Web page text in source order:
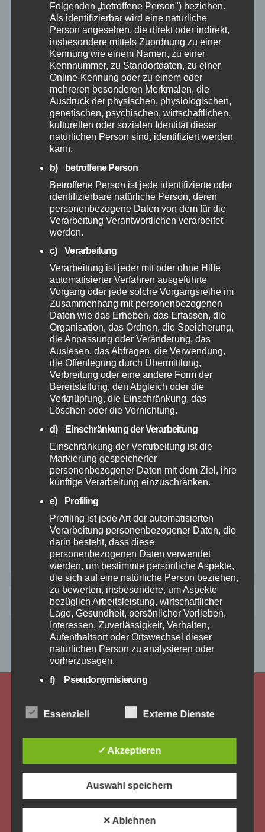
Juli 2025
Juni 2025
Mai 2025
April 2025
März 2025
Januar 2025
Dezember 2024
November 2024
Oktober 2024
September 2024
August 2024
Juni 2024
Mai 2024
April 2024
März 2024
Februar 2024
Januar 2024
Dezember 2023
Anmelden
Folgenden „betroffene Person") beziehen.
Als identifizierbar wird eine natürliche
Person angesehen, die direkt oder indirekt,
insbesondere mittels Zuordnung zu einer
Kennung wie einem Namen, zu einer
Kennnummer, zu Standortdaten, zu einer
Online-Kennung oder zu einem oder
mehreren besonderen Merkmalen, die
Ausdruck der physischen, physiologischen,
genetischen, psychischen, wirtschaftlichen,
kulturellen oder sozialen Identität dieser
natürlichen Person sind, identifiziert werden
kann.
b) betroffene Person
Betroffene Person ist jede identifizierte oder
identifizierbare natürliche Person, deren
personenbezogene Daten von dem für die
Verarbeitung Verantwortlichen verarbeitet
werden.
c) Verarbeitung
Verarbeitung ist jeder mit oder ohne Hilfe
automatisierter Verfahren ausgeführte
Vorgang oder jede solche Vorgangsreihe im
Zusammenhang mit personenbezogenen
Daten wie das Erheben, das Erfassen, die
Organisation, das Ordnen, die Speicherung,
die Anpassung oder Veränderung, das
Auslesen, das Abfragen, die Verwendung,
die Offenlegung durch Übermittlung,
Verbreitung oder eine andere Form der
Bereitstellung, den Abgleich oder die
Verknüpfung, die Einschränkung, das
Löschen oder die Vernichtung.
d) Einschränkung der Verarbeitung
Einschränkung der Verarbeitung ist die
Markierung gespeicherter
personenbezogener Daten mit dem Ziel, ihre
künftige Verarbeitung einzuschränken.
e) Profiling
Profiling ist jede Art der automatisierten
Verarbeitung personenbezogener Daten, die
darin besteht, dass diese
personenbezogenen Daten verwendet
werden, um bestimmte persönliche Aspekte,
die sich auf eine natürliche Person beziehen,
zu bewerten, insbesondere, um Aspekte
bezüglich Arbeitsleistung, wirtschaftlicher
Lage, Gesundheit, persönlicher Vorlieben,
Interessen, Zuverlässigkeit, Verhalten,
Aufenthaltsort oder Ortswechsel dieser
natürlichen Person zu analysieren oder
vorherzusagen.
f) Pseudonymisierung
personenbezogener Daten in einer Weise,
auf welche die personenbezogenen Daten
Informationen nicht mehr einer spezifischen
betroffenen Person zugeordnet werden
Informationen gesondert aufbewahrt werden
und technischen und organisatorischen
dass die personenbezogenen Daten nicht
einer identifizierten oder identifizierbaren
Essenziell Externe Dienste
✓ Akzeptieren
Auswahl speichern
✕ Ablehnen